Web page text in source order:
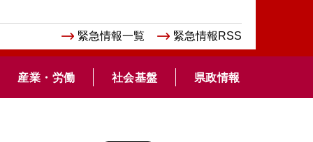
緊急情報一覧 緊急情報RSS
産業・労働 社会基盤 県政情報